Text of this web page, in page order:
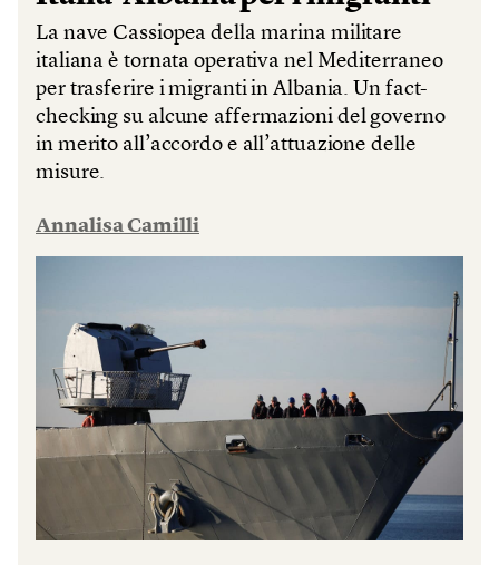
La nave Cassiopea della marina militare
italiana è tornata operativa nel Mediterraneo
per trasferire i migranti in Albania. Un fact-
checking su alcune affermazioni del governo
in merito all’accordo e all’attuazione delle
misure.
Annalisa Camilli